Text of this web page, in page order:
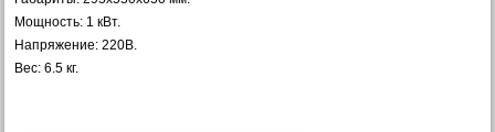
Мощность: 1 кВт.
Напряжение: 220В.
Вес: 6.5 кг.